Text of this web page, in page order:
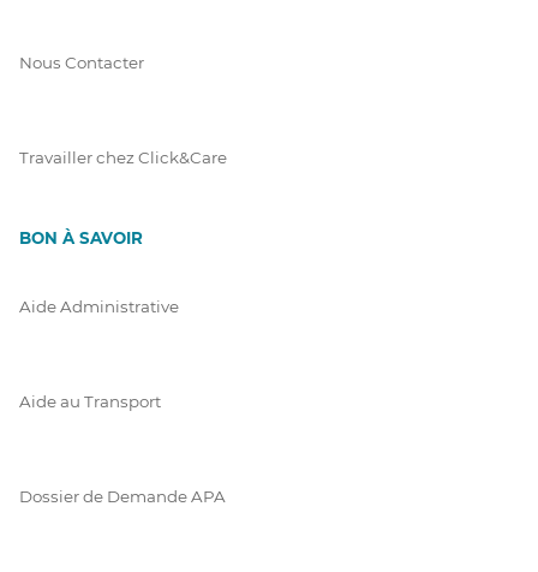
Nous Contacter
Travailler chez Click&Care
BON À SAVOIR
Aide Administrative
Aide au Transport
Dossier de Demande APA